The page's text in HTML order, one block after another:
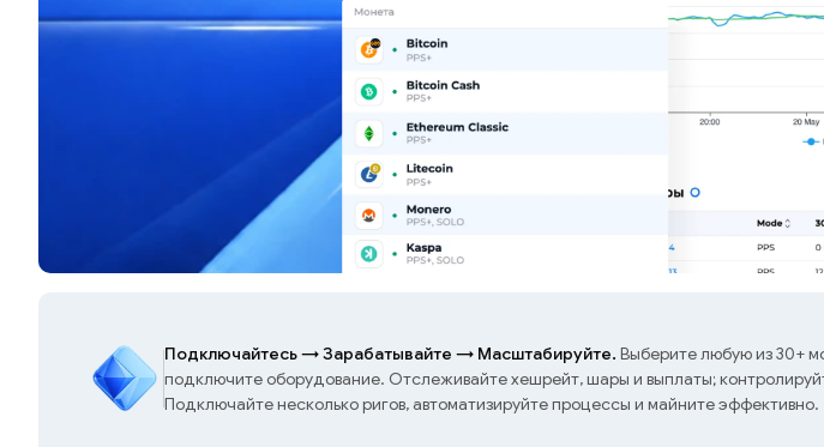
Подключайтесь→Зарабатывайте → Масштабируйте. Выберите любую из 30+
подключите оборудование. Отслеживайте хешрейт, шары и выплаты;
Подключайте несколько ригов, автоматизируйте процессы и майните эффективно.